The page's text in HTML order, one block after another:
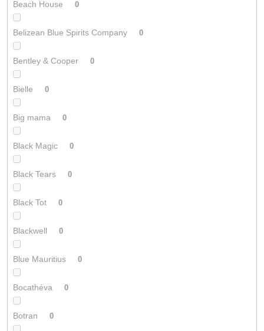
Beach House 0
Belizean Blue Spirits Company 0
Bentley & Cooper 0
Bielle 0
Big mama 0
Black Magic 0
Black Tears 0
Black Tot 0
Blackwell 0
Blue Mauritius 0
Bocathéva 0
Botran 0